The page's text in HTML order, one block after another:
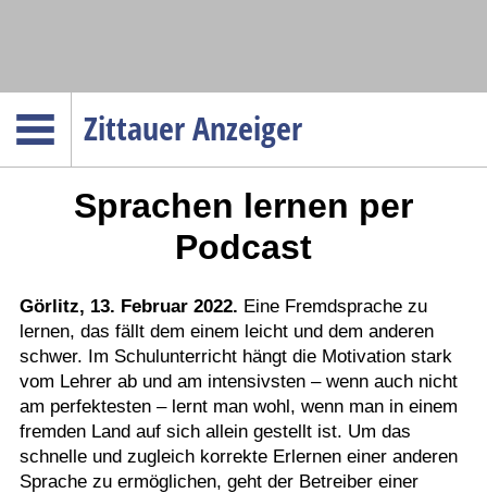
Zittauer Anzeiger
Menüpunkte
Wirtschaft
Service
Verkehr
Gesundheit
Kultur
Sport
Sprachen lernen per
Podcast
Görlitz, 13. Februar 2022. Eine Fremdsprache zu
lernen, das fällt dem einem leicht und dem anderen
schwer. Im Schulunterricht hängt die Motivation stark
vom Lehrer ab und am intensivsten – wenn auch nicht
am perfektesten – lernt man wohl, wenn man in einem
fremden Land auf sich allein gestellt ist. Um das
schnelle und zugleich korrekte Erlernen einer anderen
Sprache zu ermöglichen, geht der Betreiber einer